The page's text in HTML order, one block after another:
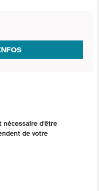
nécessaire d'être
de votre